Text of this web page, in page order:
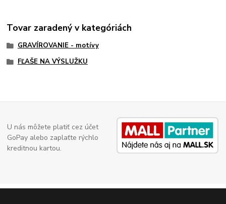
Tovar zaradený v kategóriách
GRAVÍROVANIE - motívy
FĽAŠE NA VÝSLUŽKU
U nás môžete platiť cez účet
GoPay alebo zaplaťte rýchlo
kreditnou kartou.